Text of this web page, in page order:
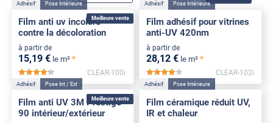
Meilleure vente
Adhésif Pose Intérieure
Film anti uv incolore
contre la décoloration
à partir de
15,19 € le m² *
*****
CLEAR-100i
Adhésif Pose Intérieure
Film adhésif pour vitrines
anti-UV 420nm
à partir de
28,12 € le m² *
*****
CLEAR-102i
Meilleure vente
Adhésif Pose Int / Ext
Film anti UV 3M Prestige
90 intérieur/extérieur
Adhésif Pose Intérieure
Film céramique réduit UV,
IR et chaleur